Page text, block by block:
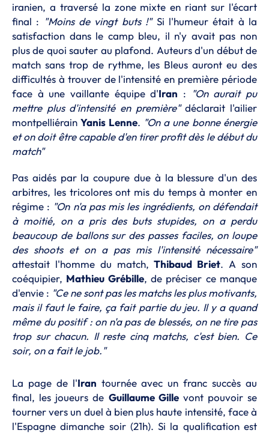
iranien, a traversé la zone mixte en riant sur l'écart
final : "Moins de vingt buts !"Si l'humeur était à la
satisfaction dans le camp bleu, il n'y avait pas non
plus de quoi sauter au plafond. Auteurs d'un début de
match sans trop de rythme, les Bleus auront eu des
difficultés à trouver de l'intensité en première période
face à une vaillante équipe d'Iran :
"On aurait pu
mettre plus d'intensité en première"déclarait l'ailier
montpelliérainYanis Lenne. "On a une bonne énergie
et on doit être capable d'en tirer profit dès le début du
match"
Pas aidés par la coupure due à la blessure d'un des
arbitres, les tricolores ont mis du temps à monter en
régime : "On n'a pas mis les ingrédients, on défendait
à moitié, on a pris des buts stupides, on a perdu
beaucoup de ballons sur des passes faciles, on loupe
des shoots et on a pas mis l'intensité nécessaire"
attestait l'homme du match,Thibaud Briet. A son
coéquipier, Mathieu Grébille, de préciser ce manque
d'envie : "Ce ne sont pas les matchs les plus motivants,
mais il faut le faire, ça fait partie du jeu. Il y a quand
même du positif : on n'a pas de blessés, on ne tire pas
trop sur chacun. Il reste cinq matchs, c'est bien. Ce
soir, on a fait le job."
La page de l'Iran tournée avec un franc succès au
final, les joueurs de Guillaume Gillevont pouvoir se
tourner vers un duel à bien plus haute intensité, face à
l'Espagne dimanche soir (21h). Si la qualification est